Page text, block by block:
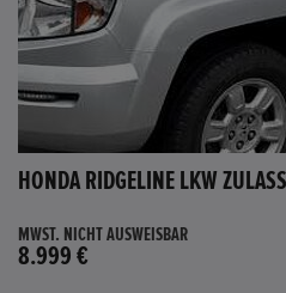
HONDA RIDGELINE LKW
MWST. NICHT AUSWEISBAR
8.999 €